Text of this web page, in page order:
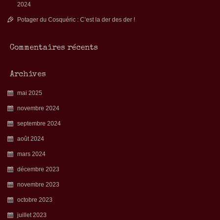
2024
Potager du Cosquéric : C’est la der des der !
Commentaires récents
Archives
mai 2025
novembre 2024
septembre 2024
août 2024
mars 2024
décembre 2023
novembre 2023
octobre 2023
juillet 2023